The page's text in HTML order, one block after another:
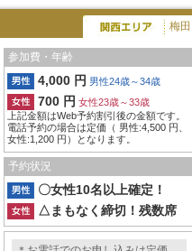
梅田
参加費・年齢
4,000 円 男性24歳～34歳
700 円 女性23歳～33歳
上記金額はWeb予約割引後の金額です。
電話予約の場合は定価（ 男性:4,500 円、
女性:1,200 円）となります。
予約状況
〇女性10名以上確定！
△まもなく締切！残数席